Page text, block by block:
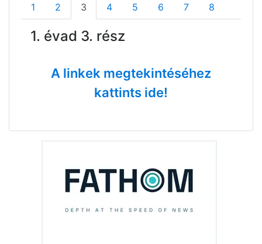
1
2 3 4 5 6 7 8
1. évad 3. rész
A linkek megtekintéséhez
kattints ide!